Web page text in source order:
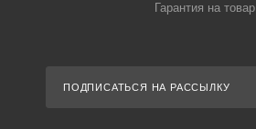
Гарантия на товар
ПОДПИСАТЬСЯ НА РАССЫЛКУ